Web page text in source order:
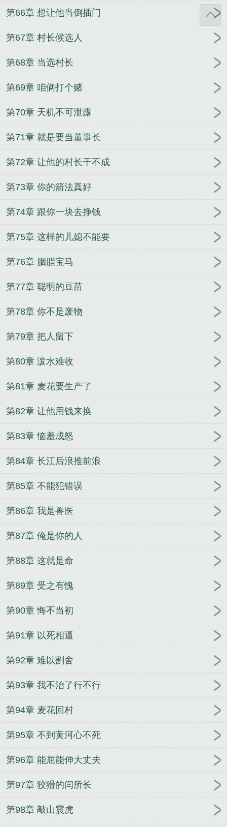
第66章 想让他当倒插门
第67章 村长候选人
第68章 当选村长
第69章 咱俩打个赌
第70章 天机不可泄露
第71章 就是要当董事长
第72章 让他的村长干不成
第73章 你的箭法真好
第74章 跟你一块去挣钱
第75章 这样的儿媳不能要
第76章 胭脂宝马
第77章 聪明的豆苗
第78章 你不是废物
第79章 把人留下
第80章 泼水难收
第81章 麦花要生产了
第82章 让他用钱来换
第83章 恼羞成怒
第84章 长江后浪推前浪
第85章 不能犯错误
第86章 我是兽医
第87章 俺是你的人
第88章 这就是命
第89章 受之有愧
第90章 悔不当初
第91章 以死相逼
第92章 难以割舍
第93章 我不治了行不行
第94章 麦花回村
第95章 不到黄河心不死
第96章 能屈能伸大丈夫
第97章 狡猾的闫所长
第98章 敲山震虎